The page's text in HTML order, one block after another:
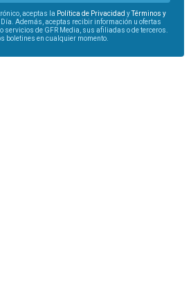
aceptas la Política de Privacidad yTérminos y
Día. Además, aceptas recibir información u ofertas
servicios de GFR Media, sus afiliadas o de terceros.
boletines en cualquier momento.